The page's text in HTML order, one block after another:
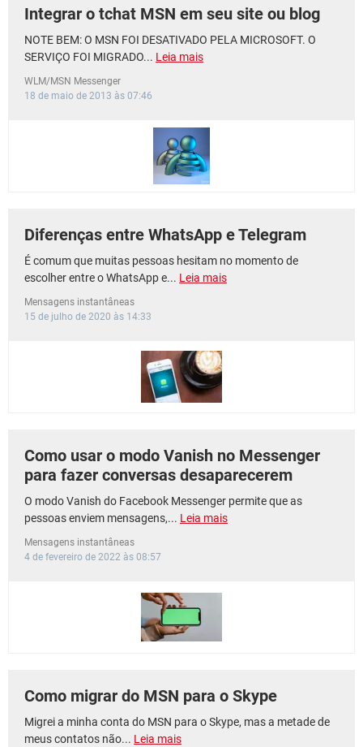
Integrar o tchat MSN em seu site ou blog
NOTE BEM: O MSN FOI DESATIVADO PELA MICROSOFT. O
SERVIÇO FOI MIGRADO... Leia mais
WLM/MSN Messenger
18 de maio de 2013 às 07:46
Diferenças entre WhatsApp e Telegram
É comum que muitas pessoas hesitam no momento de
escolher entre o WhatsApp e... Leia mais
Mensagens instantâneas
15 de julho de 2020 às 14:33
Como usar o modo Vanish no Messenger
para fazer conversas desaparecerem
O modo Vanish do Facebook Messenger permite que as
pessoas enviem mensagens,... Leia mais
Mensagens instantâneas
4 de fevereiro de 2022 às 08:57
Como migrar do MSN para o Skype
Migrei a minha conta do MSN para o Skype, mas a metade de
meus contatos não... Leia mais